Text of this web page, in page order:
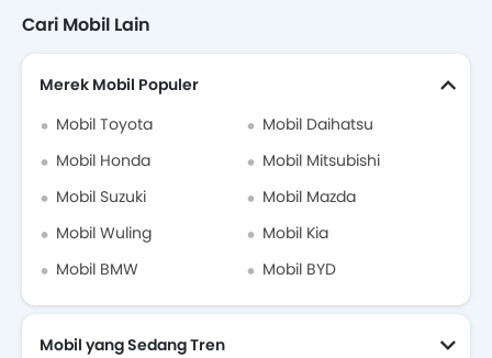
Cari Mobil Lain
Merek Mobil Populer
Mobil Toyota
Mobil Daihatsu
Mobil Honda
Mobil Mitsubishi
Mobil Suzuki
Mobil Mazda
Mobil Wuling
Mobil Kia
Mobil BMW
Mobil BYD
Mobil yang Sedang Tren